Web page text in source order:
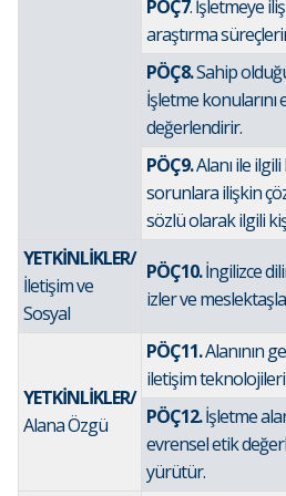
PÖÇ7. İşletmeye
araştırma
PÖÇ8.Sahip
İşletme konularını
değerlendirir.
PÖÇ9.Alanı ile
sorunlara ilişkin
sözlü olarak ilgili
YETKİNLİKLER/
İletişim ve
Sosyal
PÖÇ10.İngilizce
izler ve
YETKİNLİKLER/
Alana Özgü
PÖÇ11.Alanının
iletişim
PÖÇ12.İşletme
evrensel etik
yürütür.